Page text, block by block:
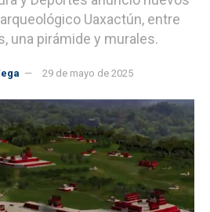
Uaxactún, entre
una pirámide y murales.
29 de mayo de 2025